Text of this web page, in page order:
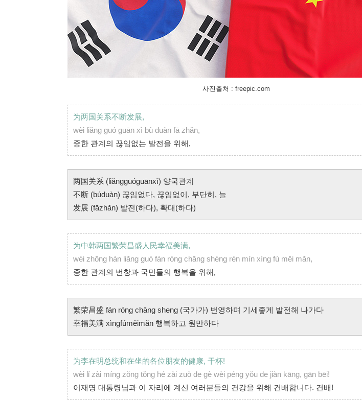
사진출처 : freepic.com
为两国关系不断发展,
wèi liǎng guó guān xì bù duàn fā zhǎn,
중한 관계의 끊임없는 발전을 위해,
两国关系 (liǎngguóguānxì) 양국관계
不断 (búduàn) 끊임없다, 끊임없이, 부단히, 늘
发展 (fāzhǎn) 발전(하다), 확대(하다)
为中韩两国繁荣昌盛人民幸福美满,
wèi zhōng hán liǎng guó fán róng chāng shèng rén mín xìng fú měi mǎn,
중한 관계의 번창과 국민들의 행복을 위해,
繁荣昌盛 fán róng chāng sheng (국가가) 번영하며 기세좋게 발전해 나가다
幸福美满 xìngfúměimǎn 행복하고 원만하다
为李在明总统和在坐的各位朋友的健康, 干杯!
wèi lǐ zài míng zǒng tǒng hé zài zuò de gè wèi péng yǒu de jiàn kāng, gān bēi!
이재명 대통령님과 이 자리에 계신 여러분들의 건강을 위해 건배합니다. 건배!